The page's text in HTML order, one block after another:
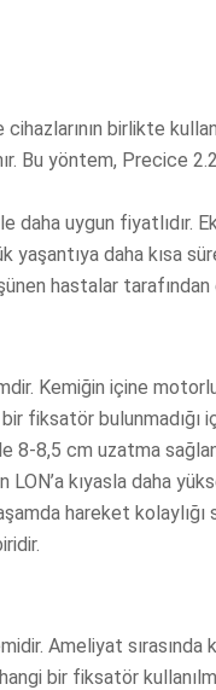
birlikte
Bu yöntem, Precice
uygun fiyatlıdır.
daha kısa
hastalar
Kemiğin içine
fiksatör
8-8,5 cm uzatma
kıyasla daha
hareket kolaylığı
Ameliyat
bir fiksatör